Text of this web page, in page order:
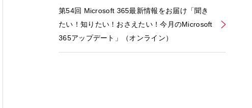
第54回 Microsoft 365最新情報をお届け「聞き
たい！知りたい！おさえたい！今月のMicrosoft
365アップデート」（オンライン）